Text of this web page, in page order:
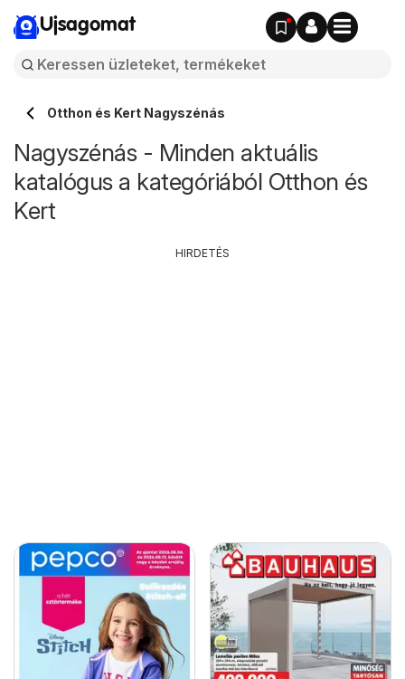
Ujsagomat
Otthon és Kert Nagyszénás
Nagyszénás - Minden aktuális
katalógus a kategóriából Otthon és
Kert
HIRDETÉS